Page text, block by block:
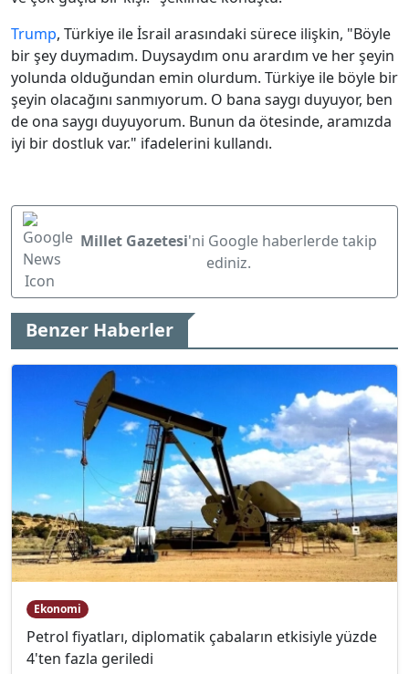
Trump, Türkiye ile İsrail arasındaki sürece ilişkin, "Böyle
bir şey duymadım. Duysaydım onu arardım ve her şeyin
yolunda olduğundan emin olurdum. Türkiye ile böyle bir
şeyin olacağını sanmıyorum. O bana saygı duyuyor, ben
de ona saygı duyuyorum. Bunun da ötesinde, aramızda
iyi bir dostluk var." ifadelerini kullandı.
Millet Gazetesi'ni Google haberlerde takip
ediniz.
Benzer Haberler
Ekonomi
Petrol fiyatları, diplomatik çabaların etkisiyle yüzde
4'ten fazla geriledi